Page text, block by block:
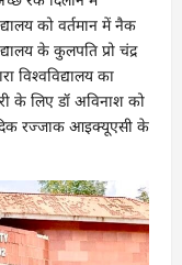
को वर्तमान में नैक
के कुलपति प्रो चंद्र
विश्वविद्यालय का
के लिए डॉ अविनाश को
रज्जाक आइक्यूएसी के